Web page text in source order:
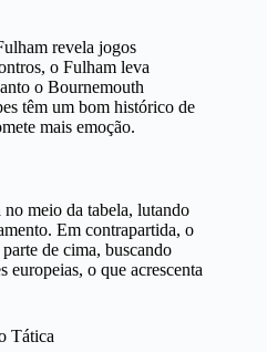
revela jogos
o Fulham leva
o Bournemouth
têm um bom histórico de
mais emoção.
meio da tabela, lutando
Em contrapartida, o
de cima, buscando
europeias, o que acrescenta
Tática